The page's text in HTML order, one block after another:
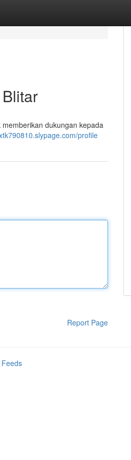
dukungan kepada
profile
Report Page
Feeds